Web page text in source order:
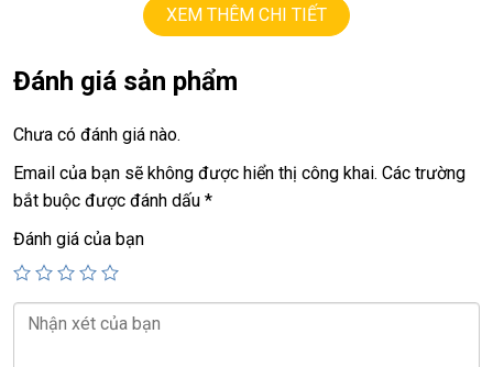
+ cpu QualcommSnapdragon X Elite 12-core X1E80100
+ ram
16G ddr5
+ ssd512G
+ lcd 13.8in(2304 X 1536) 120Hz,cảm ứng đa điểm
+ Wifi 7.
XEM THÊM CHI TIẾT
Đánh giá sản phẩm
Chưa có đánh giá nào.
Email của bạn sẽ không được hiển thị công khai. Các trường
bắt buộc được đánh dấu *
Đánh giá của bạn